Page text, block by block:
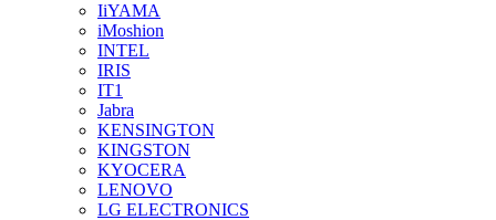
IiYAMA
iMoshion
INTEL
IRIS
IT1
Jabra
KENSINGTON
KINGSTON
KYOCERA
LENOVO
LG ELECTRONICS